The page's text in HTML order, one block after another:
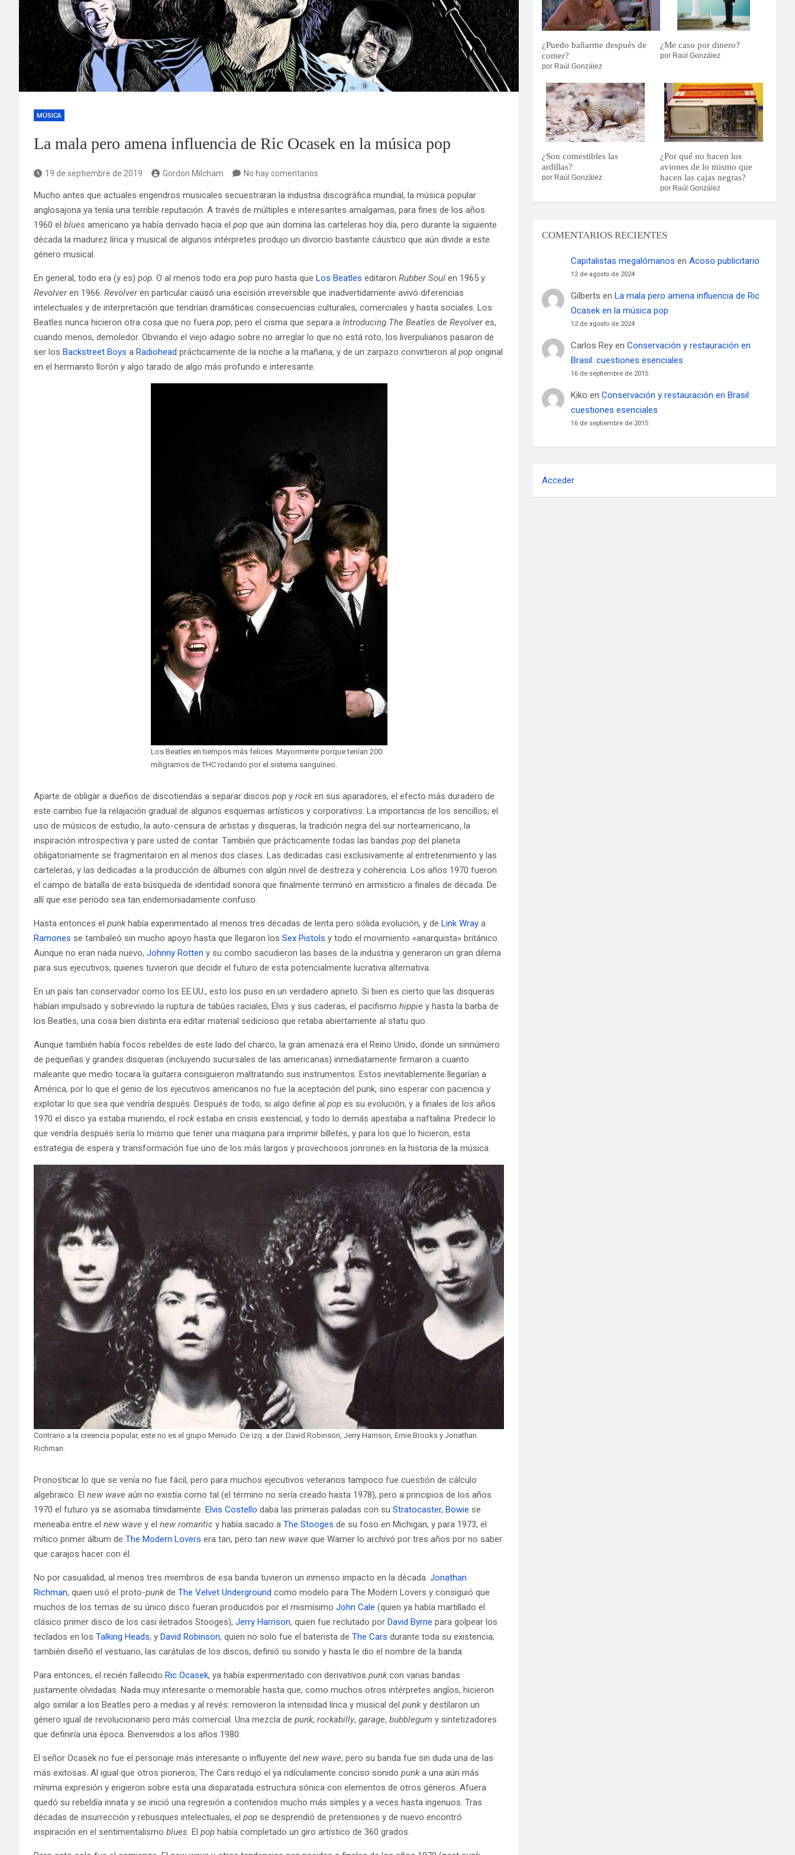
MÚSICA
La mala pero amena influencia de Ric Ocasek en la música pop
19 de septiembre de 2019 Gordon Milcham No hay comentarios
Mucho antes que actuales engendros musicales secuestraran la industria discográfica mundial, la música popular
anglosajona ya tenía una terrible reputación. A través de múltiples e interesantes amalgamas, para fines de los años
1960 el blues americano ya había derivado hacia el pop que aún domina las carteleras hoy día, pero durante la siguiente
década la madurez lírica y musical de algunos intérpretes produjo un divorcio bastante cáustico que aún divide a este
género musical.
En general, todo era (y es) pop . O al menos todo era pop puro hasta que Los Beatles editaron Rubber Soul en 1965 y
Revolveren 1966. Revolveren particular causó una escisión irreversible que inadvertidamente avivó diferencias
intelectuales y de interpretación que tendrían dramáticas consecuencias culturales, comerciales y hasta sociales. Los
Beatles nunca hicieron otra cosa que no fuera pop, pero el cisma que separa a Introducing The Beatles de Revolveres,
cuando menos, demoledor. Obviando el viejo adagio sobre no arreglar lo que no está roto, los liverpulianos pasaron de
ser los Backstreet Boys a Radiohead prácticamente de la noche a la mañana, y de un zarpazo convirtieron al pop original
en el hermanito llorón y algo tarado de algo más profundo e interesante.
Los Beatles en tiempos más felices. Mayormente porque tenían 200
miligramos de THC rodando por el sistema sanguíneo.
Aparte de obligar a dueños de discotiendas a separar discos pop y rocken sus aparadores, el efecto más duradero de
este cambio fue la relajación gradual de algunos esquemas artísticos y corporativos. La importancia de los sencillos, el
uso de músicos de estudio, la auto-censura de artistas y disqueras, la tradición negra del sur norteamericano, la
inspiración introspectiva y pare usted de contar. También que prácticamente todas las bandas pop del planeta
obligatoriamente se fragmentaron en al menos dos clases. Las dedicadas casi exclusivamente al entretenimiento y las
carteleras, y las dedicadas a la producción de álbumes con algún nivel de destreza y coherencia. Los años 1970 fueron
el campo de batalla de esta búsqueda de identidad sonora que finalmente terminó en armisticio a finales de década. De
allí que ese periodo sea tan endemoniadamente confuso.
Hasta entonces el punkhabía experimentado al menos tres décadas de lenta pero sólida evolución, y de Link Wray a
Ramones se tambaleó sin mucho apoyo hasta que llegaron los Sex Pistols y todo el movimiento «anarquista» británico.
Aunque no eran nada nuevo, Johnny Rotten y su combo sacudieron las bases de la industria y generaron un gran dilema
para sus ejecutivos, quienes tuvieron que decidir el futuro de esta potencialmente lucrativa alternativa.
En un país tan conservador como los EE.UU., esto los puso en un verdadero aprieto. Si bien es cierto que las disqueras
habían impulsado y sobrevivido la ruptura de tabúes raciales, Elvis y sus caderas, el pacifismo hippie y hasta la barba de
los Beatles, una cosa bien distinta era editar material sedicioso que retaba abiertamente al statu quo.
Aunque también había focos rebeldes de este lado del charco, la gran amenaza era el Reino Unido, donde un sinnúmero
de pequeñas y grandes disqueras (incluyendo sucursales de las americanas) inmediatamente firmaron a cuanto
maleante que medio tocara la guitarra consiguieron maltratando sus instrumentos. Estos inevitablemente llegarían a
América, por lo que el genio de los ejecutivos americanos no fue la aceptación del punk, sino esperar con paciencia y
explotar lo que sea que vendría después. Después de todo, si algo define al pop es su evolución, y a finales de los años
1970 el disco ya estaba muriendo, el rockestaba en crisis existencial, y todo lo demás apestaba a naftalina. Predecir lo
que vendría después sería lo mismo que tener una maquina para imprimir billetes, y para los que lo hicieron, esta
estrategia de espera y transformación fue uno de los más largos y provechosos jonrones en la historia de la música.
Contrario a la creencia popular, este no es el grupo Menudo. De izq. a der. David Robinson, Jerry Harrison, Ernie Brooks y Jonathan
Richman.
Pronosticar lo que se venía no fue fácil, pero para muchos ejecutivos veteranos tampoco fue cuestión de cálculo
algebraico. El new wave aún no existía como tal (el término no sería creado hasta 1978), pero a principios de los años
1970 el futuro ya se asomaba tímidamente. Elvis Costello daba las primeras paladas con su Stratocaster, Bowie se
meneaba entre el new wave y el new romantic y había sacado a The Stooges de su foso en Michigan, y para 1973, el
mítico primer álbum de The Modern Lovers era tan, pero tan new wave que Warner lo archivó por tres años por no saber
que carajos hacer con él.
No por casualidad, al menos tres miembros de esa banda tuvieron un inmenso impacto en la década. Jonathan
Richman, quien usó el proto-punkde The Velvet Underground como modelo para The Modern Lovers y consiguió que
muchos de los temas de su único disco fueran producidos por el mismísimo John Cale (quien ya había martillado el
clásico primer disco de los casi iletrados Stooges), Jerry Harrison, quien fue reclutado por David Byrne para golpear los
teclados en los Talking Heads, y David Robinson, quien no solo fue el baterista de The Cars durante toda su existencia,
también diseñó el vestuario, las carátulas de los discos, definió su sonido y hasta le dio el nombre de la banda.
Para entonces, el recién fallecido Ric Ocasek, ya había experimentado con derivativos punkcon varias bandas
justamente olvidadas. Nada muy interesante o memorable hasta que, como muchos otros intérpretes anglos, hicieron
algo similar a los Beatles pero a medias y al revés: removieron la intensidad lírica y musical del punky destilaron un
género igual de revolucionario pero más comercial. Una mezcla de punk, rockabilly, garage, bubblegum y sintetizadores
que definiría una época. Bienvenidos a los años 1980.
El señor Ocasek no fue el personaje más interesante o influyente del new wave, pero su banda fue sin duda una de las
más exitosas. Al igual que otros pioneros, The Cars redujo el ya ridículamente conciso sonido punka una aún más
mínima expresión y erigieron sobre esta una disparatada estructura sónica con elementos de otros géneros. Afuera
quedó su rebeldía innata y se inició una regresión a contenidos mucho más simples y a veces hasta ingenuos. Tras
décadas de insurrección y rebusques intelectuales, el pop se desprendió de pretensiones y de nuevo encontró
inspiración en el sentimentalismo blues . El pop había completado un giro artístico de 360 grados.
¿Puedo bañarme después de
comer?
por Raúl González
¿Me caso por dinero?
por Raúl González
¿Son comestibles las
ardillas?
por Raúl González
¿Por qué no hacen los
aviones de lo mismo que
hacen las cajas negras?
por Raúl González
COMENTARIOS RECIENTES
Capitalistas megalómanos enAcoso publicitario
12 de agosto de 2024
Gilberts en La mala pero amena influencia de Ric
Ocasek en la música pop
12 de agosto de 2024
Carlos Rey enConservación y restauración en
Brasil: cuestiones esenciales
16 de septiembre de 2015
Kiko enConservación y restauración en Brasil:
cuestiones esenciales
16 de septiembre de 2015
Acceder